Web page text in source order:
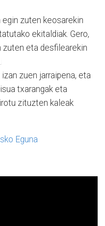
zuten keosarekin
ekitaldiak. Gero,
eta desfilearekin
zuen jarraipena, eta
txarangak eta
zituzten kaleak
Eguna